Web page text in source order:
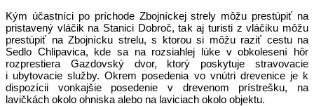
Kým účastníci po príchode Zbojníckej strely môžu prestúpiť na
pristavený vláčik na Stanici Dobroč, tak aj turisti z vláčiku môžu
prestúpiť na Zbojnícku strelu, s ktorou si môžu raziť cestu na
Sedlo Chlipavica, kde sa na rozsiahlej lúke v obkolesení hôr
rozprestiera Gazdovský dvor, ktorý poskytuje stravovacie
i ubytovacie služby. Okrem posedenia vo vnútri drevenice je k
dispozícii vonkajšie posedenie v drevenom prístrešku, na
lavičkách okolo ohniska alebo na laviciach okolo objektu.